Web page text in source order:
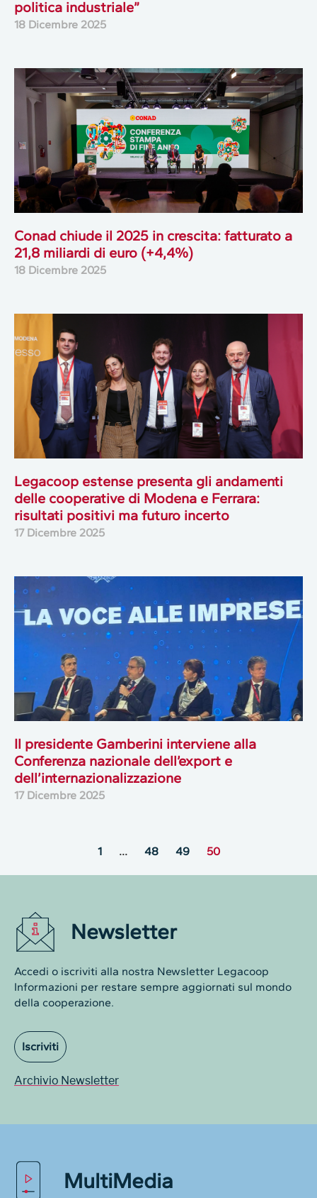
politica industriale”
18 Dicembre 2025
Conad chiude il 2025 in crescita: fatturato a
21,8 miliardi di euro (+4,4%)
18 Dicembre 2025
Legacoop estense presenta gli andamenti
delle cooperative di Modena e Ferrara:
risultati positivi ma futuro incerto
17 Dicembre 2025
Il presidente Gamberini interviene alla
Conferenza nazionale dell’export e
dell’internazionalizzazione
17 Dicembre 2025
1 … 48 49 50
Newsletter
Accedi o iscriviti alla nostra Newsletter Legacoop
Informazioni per restare sempre aggiornati sul mondo
della cooperazione.
Iscriviti
Archivio Newsletter
MultiMedia